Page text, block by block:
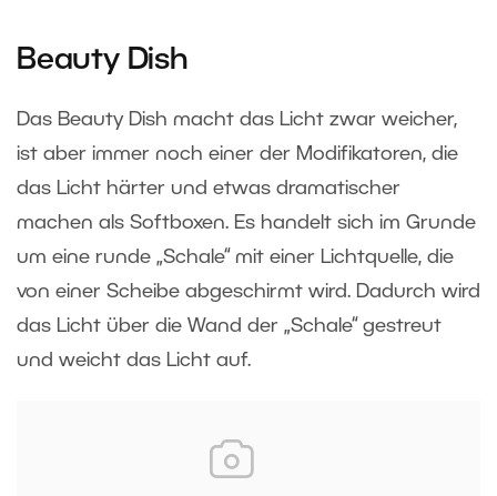
Beauty Dish
Das Beauty Dish macht das Licht zwar weicher,
ist aber immer noch einer der Modifikatoren, die
das Licht härter und etwas dramatischer
machen als Softboxen. Es handelt sich im Grunde
um eine runde „Schale“ mit einer Lichtquelle, die
von einer Scheibe abgeschirmt wird. Dadurch wird
das Licht über die Wand der „Schale“ gestreut
und weicht das Licht auf.